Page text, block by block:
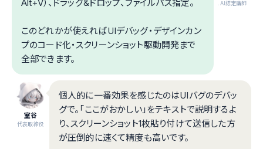
.AI認定講師
Alt+V）、ドラッグ&ドロップ、ファイルパス指定。
このどれかが使えればUIデバッグ・デザインカン
プのコード化・スクリーンショット駆動開発まで
全部できます。
室谷
代表取締役
個人的に一番効果を感じたのはUIバグのデバッ
グで。「ここがおかしい」をテキストで説明するよ
り、スクリーンショット1枚貼り付けて送信した方
が圧倒的に速くて精度も高いです。